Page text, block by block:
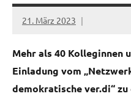
21. März 2023
alexander
Mehr als 40 Kolleginnen
Einladung vom
demokratische ver.di“